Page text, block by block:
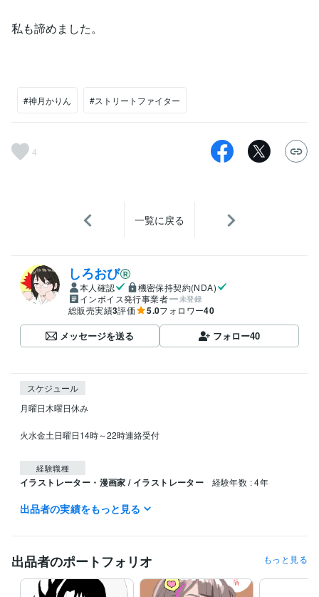
私も諦めました。
#神月かりん #ストリートファイター
4
一覧に戻る
しろおび
本人確認
機密保持契約(NDA)
インボイス発行事業者
未登録
総販売実績3評価 5.0フォロワー40
メッセージを送る フォロー40
スケジュール
月曜日木曜日休み
火水金土日曜日14時～22時連絡受付
経験職種
イラストレーター・漫画家 / イラストレーター 経験年数 : 4年
受賞歴
Amazon出版 漫画 うらにゃあ３巻 Amazon出版 漫画 うらにゃあ 4
ビジネス・クリエイティブツール
CLIP STUDIO PAINT:5年
出品者の実績をもっと見る
出品者のポートフォリオ もっと見る